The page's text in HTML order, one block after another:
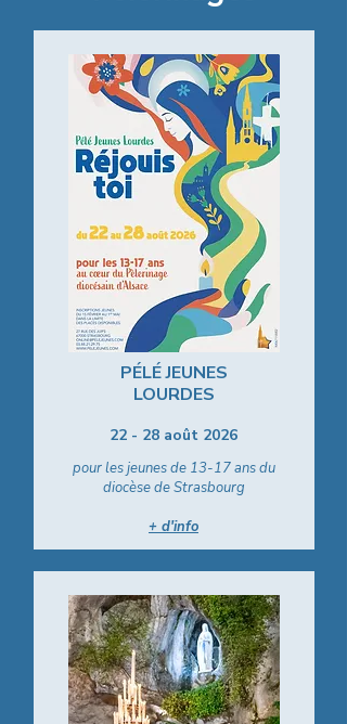
PÉLÉ JEUNES
LOURDES
22 - 28 août 2026
pour les jeunes de 13-17 ans du
diocèse de Strasbourg
+ d'info